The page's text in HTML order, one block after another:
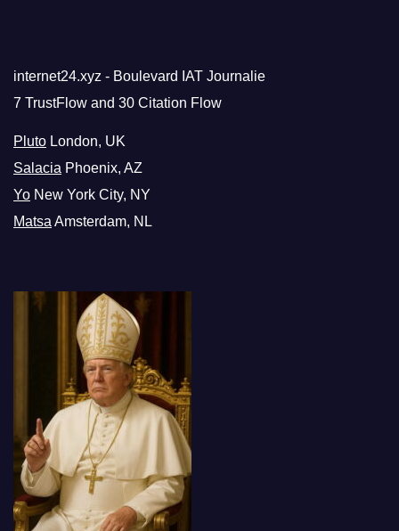
internet24.xyz - Boulevard IAT Journalie
7 TrustFlow and 30 Citation Flow
Pluto London, UK
Salacia Phoenix, AZ
Yo New York City, NY
Matsa Amsterdam, NL